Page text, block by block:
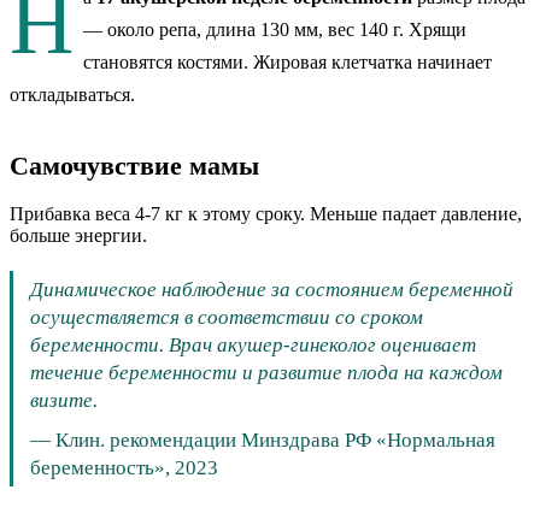
Н — около репа, длина 130 мм, вес 140 г. Хрящи
становятся костями. Жировая клетчатка начинает
откладываться.
Самочувствие мамы
Прибавка веса 4-7 кг к этому сроку. Меньше падает давление,
больше энергии.
Динамическое наблюдение за состоянием беременной
осуществляется в соответствии со сроком
беременности. Врач акушер-гинеколог оценивает
течение беременности и развитие плода на каждом
визите.
— Клин. рекомендации Минздрава РФ «Нормальная
беременность», 2023